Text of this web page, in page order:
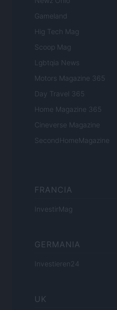
Gameland
Hig Tech Mag
Scoop Mag
Lgbtqia News
Motors Magazine 365
Day Travel 365
Home Magazine 365
Cineverse Magazine
SecondHomeMagazine
FRANCIA
InvestirMag
GERMANIA
Investieren24
UK